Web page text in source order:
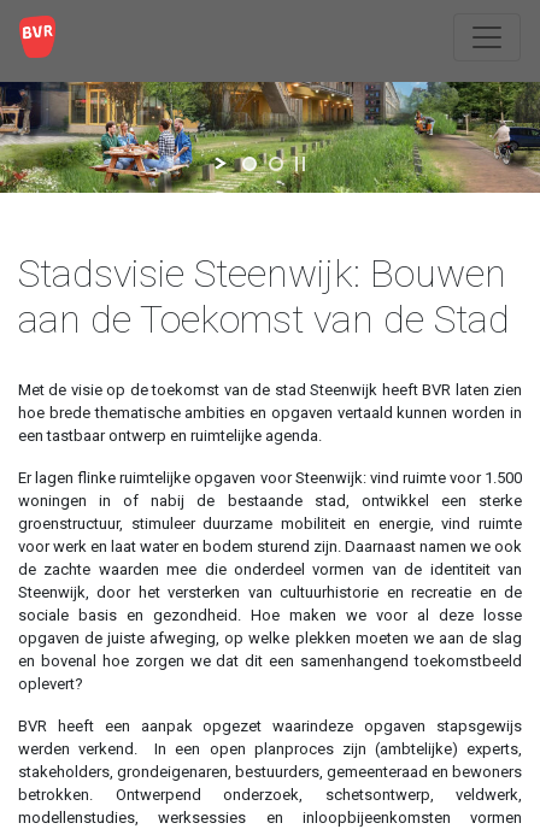
Stadsvisie Steenwijk: Bouwen
aan de Toekomst van de Stad
Met de visie op de toekomst van de stad Steenwijk heeft BVR laten zien
hoe brede thematische ambities en opgaven vertaald kunnen worden in
een tastbaar ontwerp en ruimtelijke agenda.
Er lagen flinke ruimtelijke opgaven voor Steenwijk: vind ruimte voor 1.500
woningen in of nabij de bestaande stad, ontwikkel een sterke
groenstructuur, stimuleer duurzame mobiliteit en energie, vind ruimte
voor werk en laat water en bodem sturend zijn. Daarnaast namen we ook
de zachte waarden mee die onderdeel vormen van de identiteit van
Steenwijk, door het versterken van cultuurhistorie en recreatie en de
sociale basis en gezondheid. Hoe maken we voor al deze losse
opgaven de juiste afweging, op welke plekken moeten we aan de slag
en bovenal hoe zorgen we dat dit een samenhangend toekomstbeeld
oplevert?
BVR heeft een aanpak opgezet waarindeze opgaven stapsgewijs
werden verkend. In een open planproces zijn (ambtelijke) experts,
stakeholders, grondeigenaren, bestuurders, gemeenteraad en bewoners
betrokken. Ontwerpend onderzoek, schetsontwerp, veldwerk,
modellenstudies, werksessies en inloopbijeenkomsten vormen